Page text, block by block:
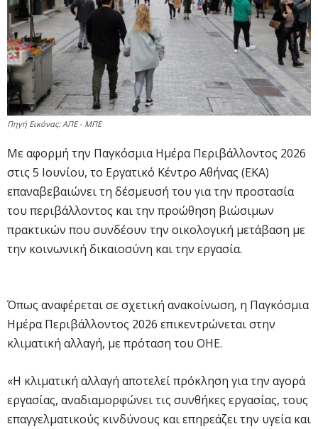
Πηγή Εικόνας: ΑΠΕ - ΜΠΕ
Με αφορμή την Παγκόσμια Ημέρα Περιβάλλοντος 2026
στις 5 Ιουνίου, το Εργατικό Κέντρο Αθήνας (ΕΚΑ)
επαναβεβαιώνει τη δέσμευσή του για την προστασία
του περιβάλλοντος και την προώθηση βιώσιμων
πρακτικών που συνδέουν την οικολογική μετάβαση με
την κοινωνική δικαιοσύνη και την εργασία.
Όπως αναφέρεται σε σχετική ανακοίνωση, η Παγκόσμια
Ημέρα Περιβάλλοντος 2026 επικεντρώνεται στην
κλιματική αλλαγή, με πρόταση του ΟΗΕ.
«Η κλιματική αλλαγή αποτελεί πρόκληση για την αγορά
εργασίας, αναδιαμορφώνει τις συνθήκες εργασίας, τους
επαγγελματικούς κινδύνους και επηρεάζει την υγεία και